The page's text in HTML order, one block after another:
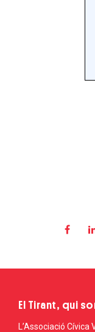
El Tirant, qui
L’Associació